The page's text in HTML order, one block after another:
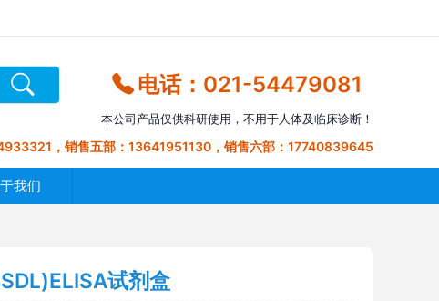
电话：021-54479081
本公司产品仅供科研使用，不用于人体及临床诊断！
，销售五部：13641951130，销售六部：17740839645
我们
试剂盒